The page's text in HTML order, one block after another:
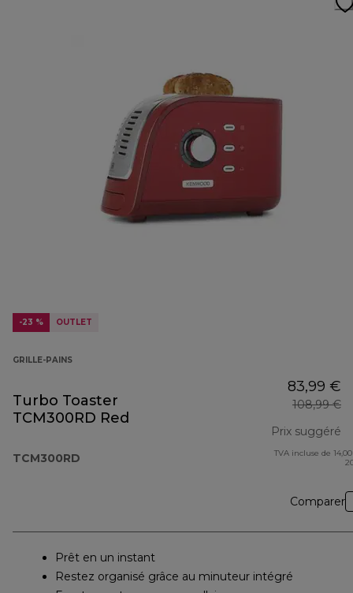
-23 % OUTLET
GRILLE-PAINS
Turbo Toaster
TCM300RD Red
TCM300RD
83,99 €
108,99 €
Prix suggéré
TVA incluse de
Comparer
Prêt en un instant
Restez organisé grâce au minuteur intégré